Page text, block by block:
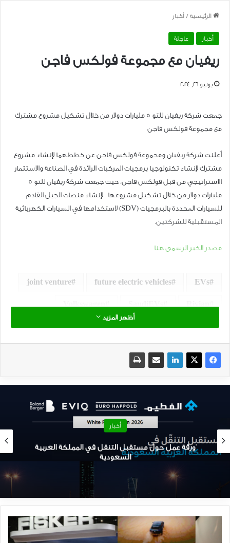
الرئيسية / أخبار
أخبار عاجلة
ريفيان مع مجموعة فولكس فاجن
يونيو 26, 2024
جمعت شركة ريفيان للتو 5 مليارات دولار من خلال تشكيل مشروع مشترك
مع مجموعة فولكس فاجن
أعلنت شركة ريفيان ومجموعة فولكس فاجن عن خططهما لإنشاء مشروع
مشترك لإنشاء تكنولوجيا برمجيات المركبات الرائدة في الصناعة والاستثمار
الاستراتيجي من قبل فولكس فاجن، حيث جمعت شركة ريفيان للتو 5
مليارات دولار من خلال تشكيل مشروعها لإنشاء منصات الجيل القادم
للسيارات المحددة بالبرمجيات (SDV) لاستخدامها في السيارات الكهربائية
المستقبلية للشركتين.
مصدر الخبر الرسمي هنا
EVs
future electric vehicles
joint venture
السيارات الكهربائية المركبات الكهربائية
أظهر المزيد
أخبار
ورقة عمل حول مستقبل التنقل في المملكة العربية
السعودية
شركة